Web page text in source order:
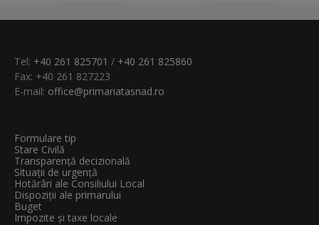
Tel: +40 261 825701 / +40 261 825860
Fax: +40 261 827223
E-mail: office@primariatasnad.ro
Formulare tip
Stare Civilă
Transparenţă decizională
Situații de urgență
Hotărâri ale Consiliului Local
Dispoziții ale primarului
Buget
Impozite și taxe locale